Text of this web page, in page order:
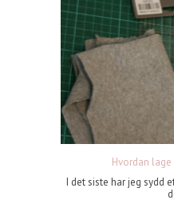
Hvordan
I det siste har jeg sydd